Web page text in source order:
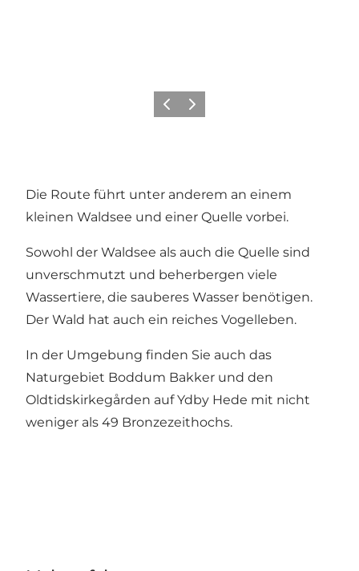
ZurückWeiter
Die Route führt unter anderem an einem
kleinen Waldsee und einer Quelle vorbei.
Sowohl der Waldsee als auch die Quelle sind
unverschmutzt und beherbergen viele
Wassertiere, die sauberes Wasser benötigen.
Der Wald hat auch ein reiches Vogelleben.
In der Umgebung finden Sie auch das
Naturgebiet Boddum Bakker und den
Oldtidskirkegården auf Ydby Hede mit nicht
weniger als 49 Bronzezeithochs.